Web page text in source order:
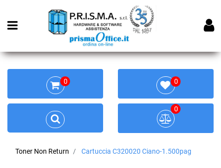
Open menu
0 0
0
Toner Non Return Cartuccia C320020 Ciano-1.500pag